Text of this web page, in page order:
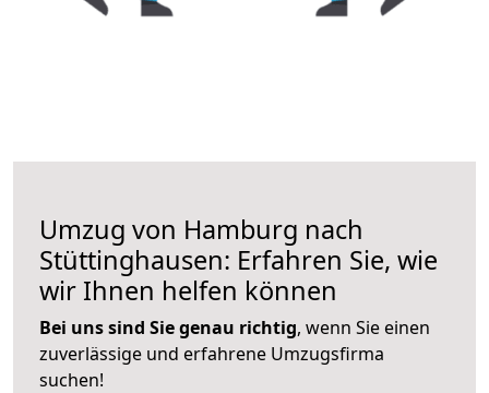
Umzug von Hamburg nach
Stüttinghausen: Erfahren Sie, wie
wir Ihnen helfen können
Bei uns sind Sie genau richtig, wenn Sie einen
zuverlässige und erfahrene Umzugsfirma
suchen!